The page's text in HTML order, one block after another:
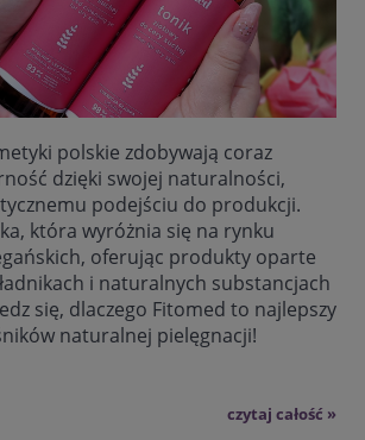
polskie zdobywają coraz
dzięki swojej naturalności,
podejściu do produkcji.
która wyróżnia się na rynku
oferując produkty oparte
i naturalnych substancjach
się, dlaczego Fitomed to najlepszy
naturalnej pielęgnacji!
czytaj całość »